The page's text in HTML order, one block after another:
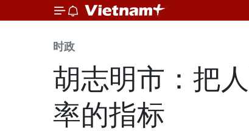
时政
胡志明市：把
率的指标